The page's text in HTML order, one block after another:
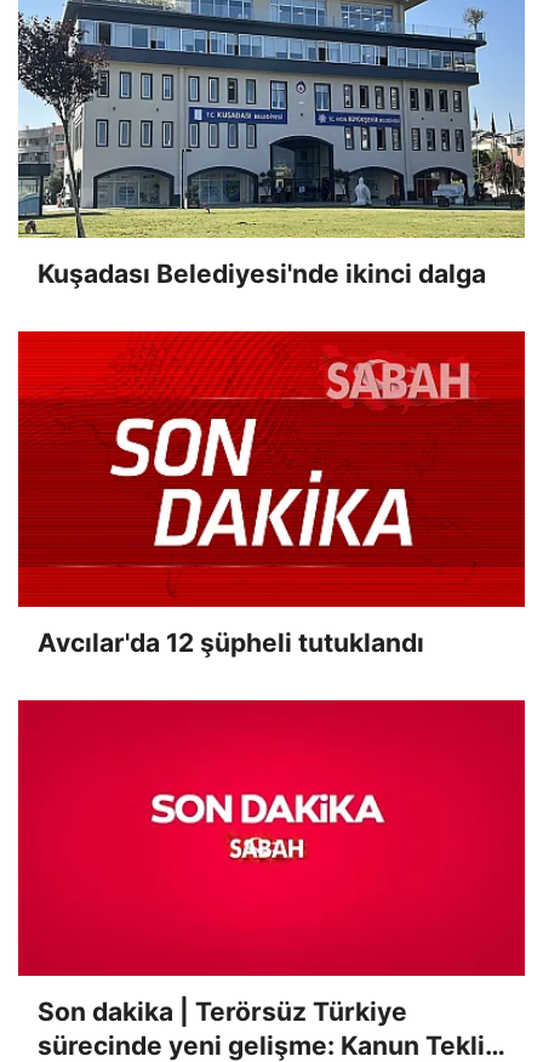
Kuşadası Belediyesi'nde ikinci dalga
Avcılar'da 12 şüpheli tutuklandı
Son dakika | Terörsüz Türkiye
sürecinde yeni gelişme: Kanun Teklifi